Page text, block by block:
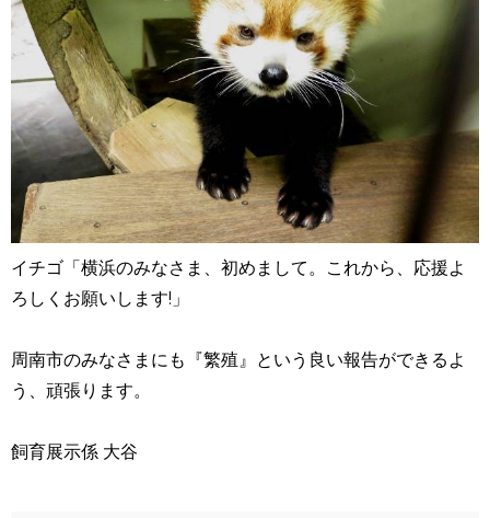
イチゴ「横浜のみなさま、初めまして。これから、応援よ
ろしくお願いします!」
周南市のみなさまにも『繁殖』という良い報告ができるよ
う、頑張ります。
飼育展示係 大谷